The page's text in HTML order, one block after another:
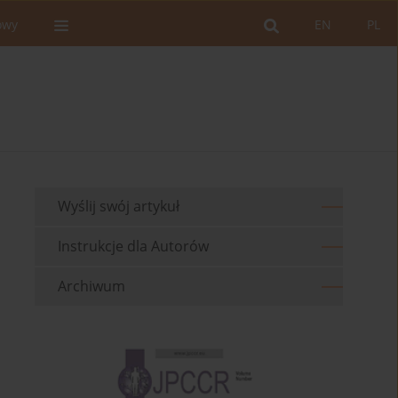
PL
EN
Wyślij swój artykuł
Instrukcje dla Autorów
Archiwum